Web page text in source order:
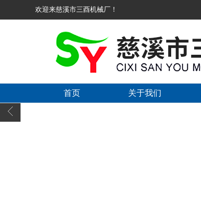
欢迎来慈溪市三酉机械厂！
首页 关于我们